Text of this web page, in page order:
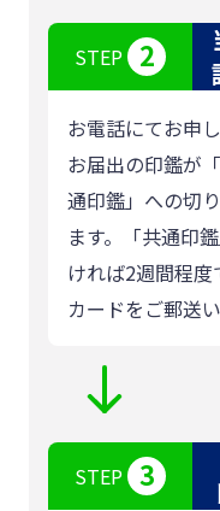
STEP 2
お電話にてお申
お届出の印鑑が
通印鑑」への切
ます。「共通印
ければ2週間程
カードをご郵送
STEP 3